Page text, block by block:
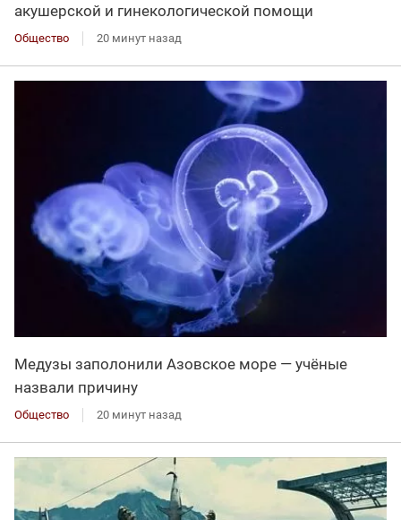
акушерской и гинекологической помощи
Общество 20 минут назад
Медузы заполонили Азовское море — учёные
назвали причину
Общество 20 минут назад